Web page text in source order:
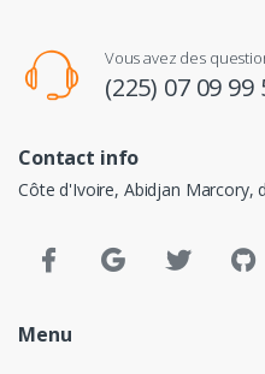
Vous avez des
(225) 07 09 99
Contact info
Côte d'Ivoire, Abidjan Marcory,
Menu